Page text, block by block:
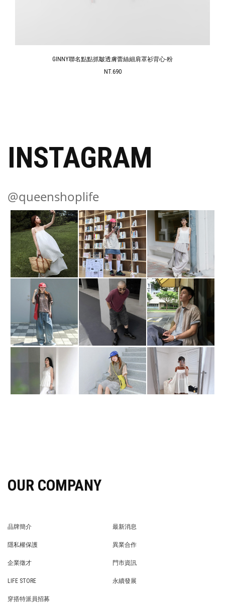
GINNY聯名點點抓皺透膚蕾絲細肩罩衫背心-粉
NT.690
INSTAGRAM
@queenshoplife
OUR COMPANY
品牌簡介
最新消息
隱私權保護
異業合作
企業徵才
門市資訊
LIFE STORE
永續發展
穿搭特派員招募